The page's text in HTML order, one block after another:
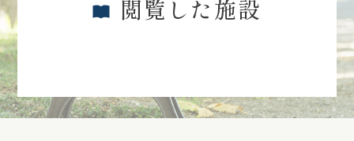
閲覧した施設